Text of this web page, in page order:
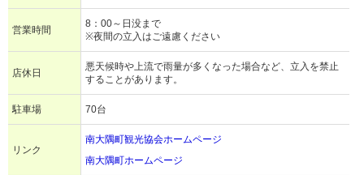
営業時間
8：00～日没まで
※夜間の立入はご遠慮ください
店休日
悪天候時や上流で雨量が多くなった場合など、立入を禁止
することがあります。
駐車場 70台
リンク
南大隅町観光協会ホームページ
南大隅町ホームページ